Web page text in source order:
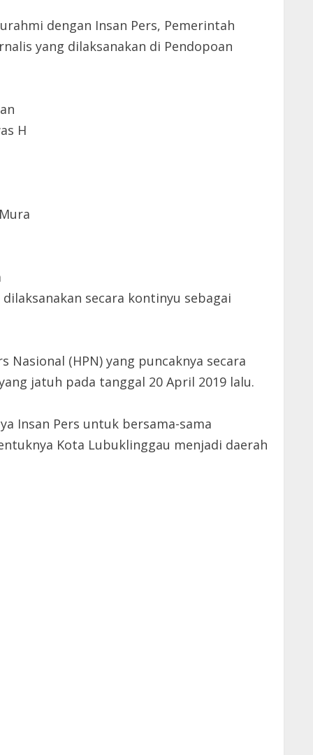
dengan Insan Pers, Pemerintah
yang dilaksanakan di Pendopoan
H
secara kontinyu sebagai
(HPN) yang puncaknya secara
jatuh pada tanggal 20 April 2019 lalu.
Insan Pers untuk bersama-sama
Kota Lubuklinggau menjadi daerah